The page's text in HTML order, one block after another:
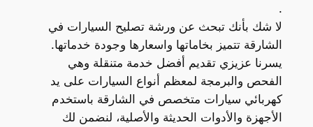
.
لا شك بأنك تبحث عن ورشة تصليح السيارات في
الشارقة تتميز بخاماتها واسعارها وجودة خدماتها.
يسرنا عزيزي تقديم أفضل خدمة متنقلة وهي
الفحص والبرمجة لمعظم أنواع السيارات على يد
كهربائي سيارات متخصص في الشارقة باستخدم
الأجهزة والأدوات الحديثة والأصلية، لنضمن لك